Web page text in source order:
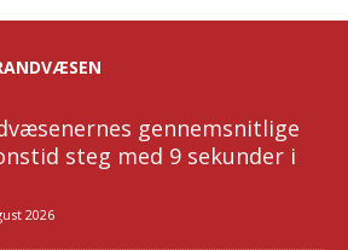
gennemsnitlige
steg med 9 sekunder i
2026